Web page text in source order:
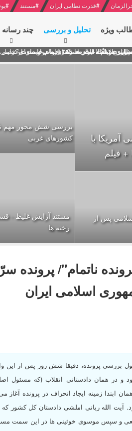
#قدرت نظامی ایران #مستند #
ویژه تحلیل و بررسی چند
ارشد اطلاعات مصر درباره هواپیمای اوکراینی
از نگاه امام خامنه ای
به ملت ایران + نکته خوانی و صوت ۱۴۰۰
آمریکا با
فیلم
گانه جمهوری اسلامی پس از
بررسی شش محور مهم
کشورهای غربی
مستند آرایش غلیظ -
رخنه ها
ناتمام"/ پرونده
اسلامی ایران
بررسی پرونده، دقیقا شش روز پس از این
در همان دادستانی انقلاب (که مسئول
ابتدا زمینه ایجاد انحراف در پرونده
الله ربانی املشی دادستان کل کشور که
و سپس موسوی خوئینی ها در این سمت